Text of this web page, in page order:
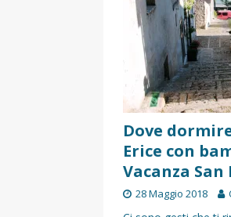
[
[ 2
[ 17
[
Dove
Erice con
Vacanza San
28 Maggio 2018